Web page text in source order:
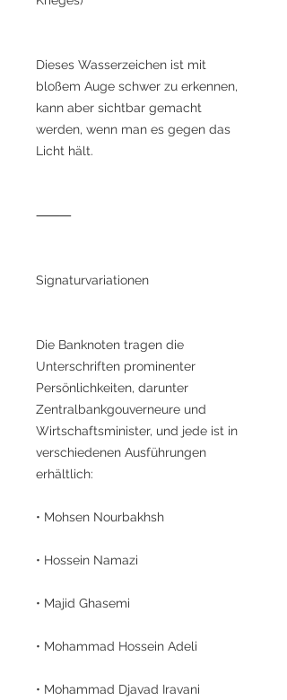
Dieses Wasserzeichen ist mit
bloßem Auge schwer zu erkennen,
kann aber sichtbar gemacht
werden, wenn man es gegen das
Licht hält.
⸻
Signaturvariationen
Die Banknoten tragen die
Unterschriften prominenter
Persönlichkeiten, darunter
Zentralbankgouverneure und
Wirtschaftsminister, und jede ist in
verschiedenen Ausführungen
erhältlich:
• Mohsen Nourbakhsh
• Hossein Namazi
• Majid Ghasemi
• Mohammad Hossein Adeli
• Mohammad Djavad Iravani